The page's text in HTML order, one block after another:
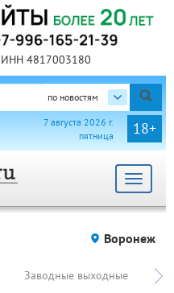
ИНН 4817003180
по новостям
18+
7 августа 2026 г.
пятница
Toggle
Воронеж
Заводные выходные